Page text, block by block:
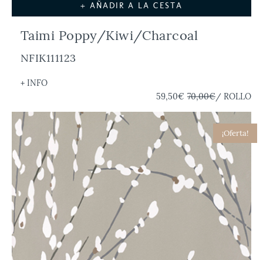
+ AÑADIR A LA CESTA
Taimi Poppy/Kiwi/Charcoal
NFIK111123
+ INFO
59,50€ 70,00€/ ROLLO
¡Oferta!